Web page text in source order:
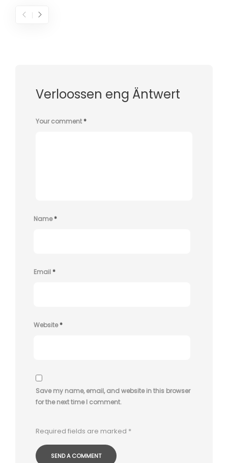
Verloossen eng Äntwert
Your comment*
Name*
Email*
Website*
Save my name, email, and website in this browser
for the next time I comment.
Required fields are marked *